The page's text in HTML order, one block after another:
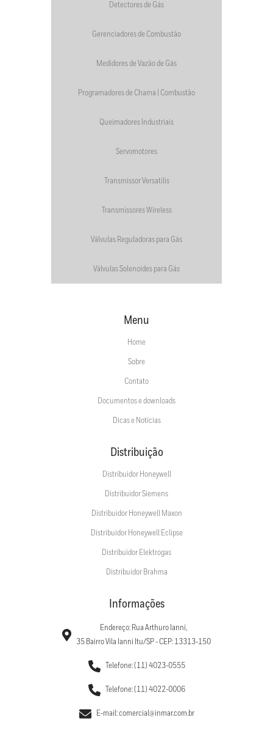
Detectores de Gás
Gerenciadores de Combustão
Medidores de Vazão de Gás
Programadores de Chama | Combustão
Queimadores Industriais
Servomotores
Transmissor Versatilis
Transmissores Wireless
Válvulas Reguladoras para Gás
Válvulas Solenoides para Gás
Menu
Home
Sobre
Contato
Documentos e downloads
Dicas e Notícias
Distribuição
Distribuidor Honeywell
Distribuidor Siemens
Distribuidor Honeywell Maxon
Distribuidor Honeywell Eclipse
Distribuidor Elektrogas
Distribuidor Brahma
Informações
Endereço: Rua Arthuro Ianni,
35 Bairro Vila Ianni Itu/SP - CEP: 13313-150
Telefone: (11) 4023-0555
Telefone: (11) 4022-0006
E-mail: comercial@inmar.com.br